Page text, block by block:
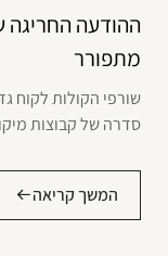
ההודעה
מתפורר
שורפי הקולות לקוח
סדרה של קבוצות
המשך קריאה